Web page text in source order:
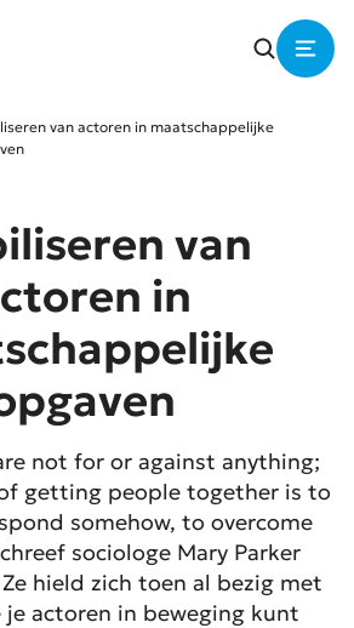
van actoren in maatschappelijke
van
in
not for or against anything;
getting people together is to
somehow, to overcome
sociologe Mary Parker
hield zich toen al bezig met
je actoren in beweging kunt